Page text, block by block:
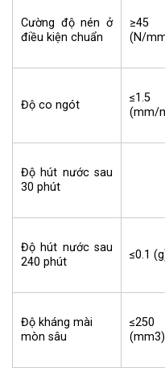
Cường độ nén ở
điều kiện chuẩn
≥45
(N/
Độ co ngót
≤1.5
(mm/
Độ hút nước sau
30 phút
Độ hút nước sau
240 phút
≤0.1
Độ kháng mài
mòn sâu
≤250
(mm3)